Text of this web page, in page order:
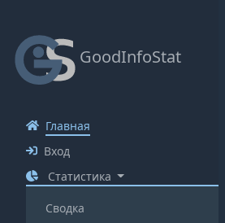
GoodInfoStat
Главная
Вход
Статистика
Сводка